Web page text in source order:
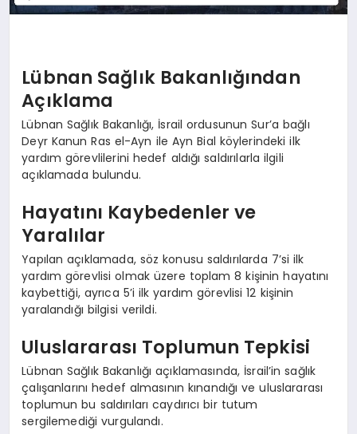
Lübnan Sağlık Bakanlığından
Açıklama
Lübnan Sağlık Bakanlığı, İsrail ordusunun Sur’a bağlı
Deyr Kanun Ras el-Ayn ile Ayn Bial köylerindeki ilk
yardım görevlilerini hedef aldığı saldırılarla ilgili
açıklamada bulundu.
Hayatını Kaybedenler ve
Yaralılar
Yapılan açıklamada, söz konusu saldırılarda 7’si ilk
yardım görevlisi olmak üzere toplam 8 kişinin hayatını
kaybettiği, ayrıca 5’i ilk yardım görevlisi 12 kişinin
yaralandığı bilgisi verildi.
Uluslararası Toplumun Tepkisi
Lübnan Sağlık Bakanlığı açıklamasında, İsrail’in sağlık
çalışanlarını hedef almasının kınandığı ve uluslararası
toplumun bu saldırıları caydırıcı bir tutum
sergilemediği vurgulandı.